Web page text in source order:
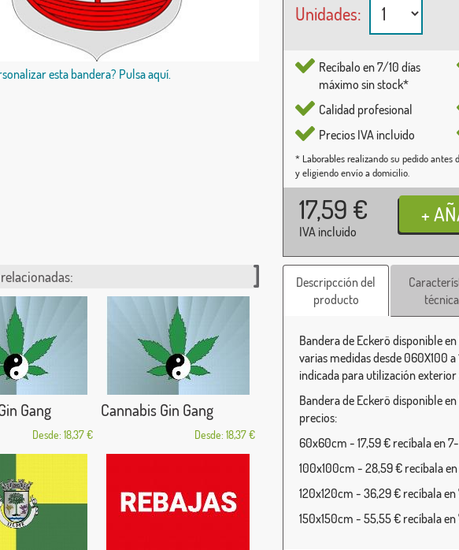
esta bandera? Pulsa aquí.
Unidades:
Recíbalo en 7/10 días
máximo sin stock*
Calidad profesional
Precios IVA incluido
* Laborables realizando su pedido antes
y eligiendo envío a domicilio.
17,59 €
IVA incluido
Gang
Desde: 18,37 €
Cannabis Gin Gang
Desde: 18,37 €
Descripcción del
producto
Bandera de Eckerö disponible
varias medidas desde 060X100
indicada para utilización exterior
Bandera de Eckerö disponible
precios:
60x60cm - 17,59 € recíbala en
100x100cm - 28,59 € recíbala en
120x120cm - 36,29 € recíbala en
150x150cm - 55,55 € recíbala en